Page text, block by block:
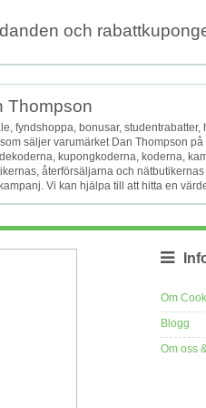
och
Thompson
fyndshoppa, bonusar,
säljer varumärket Dan Thompson
kupongkoderna, koderna,
återförsäljarna och
Vi kan hjälpa till att hitta en
Om
Blogg
Om oss